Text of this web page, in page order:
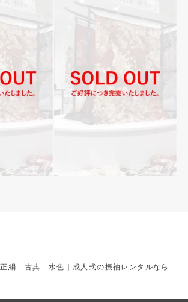
正絹 古典 水色｜成人式の振袖レンタルなら